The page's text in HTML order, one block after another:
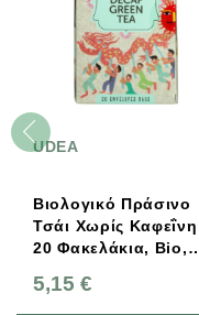
UDEA
Βιολογικό Πράσινο
Τσάι Χωρίς
20 Φακελάκια, Bio,
5,15 €